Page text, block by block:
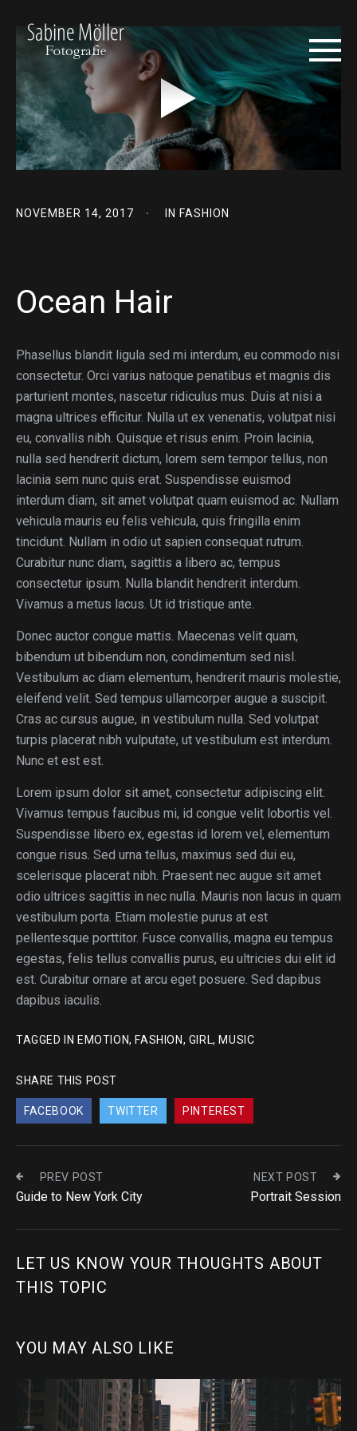
NOVEMBER 14, 2017 IN FASHION
Ocean Hair
Phasellus blandit ligula sed mi interdum, eu commodo nisi
consectetur. Orci varius natoque penatibus et magnis dis
parturient montes, nascetur ridiculus mus. Duis at nisi a
magna ultrices efficitur. Nulla ut ex venenatis, volutpat nisi
eu, convallis nibh. Quisque et risus enim. Proin lacinia,
nulla sed hendrerit dictum, lorem sem tempor tellus, non
lacinia sem nunc quis erat. Suspendisse euismod
interdum diam, sit amet volutpat quam euismod ac. Nullam
vehicula mauris eu felis vehicula, quis fringilla enim
tincidunt. Nullam in odio ut sapien consequat rutrum.
Curabitur nunc diam, sagittis a libero ac, tempus
consectetur ipsum. Nulla blandit hendrerit interdum.
Vivamus a metus lacus. Ut id tristique ante.
Donec auctor congue mattis. Maecenas velit quam,
bibendum ut bibendum non, condimentum sed nisl.
Vestibulum ac diam elementum, hendrerit mauris molestie,
eleifend velit. Sed tempus ullamcorper augue a suscipit.
Cras ac cursus augue, in vestibulum nulla. Sed volutpat
turpis placerat nibh vulputate, ut vestibulum est interdum.
Nunc et est est.
Lorem ipsum dolor sit amet, consectetur adipiscing elit.
Vivamus tempus faucibus mi, id congue velit lobortis vel.
Suspendisse libero ex, egestas id lorem vel, elementum
congue risus. Sed urna tellus, maximus sed dui eu,
scelerisque placerat nibh. Praesent nec augue sit amet
odio ultrices sagittis in nec nulla. Mauris non lacus in quam
vestibulum porta. Etiam molestie purus at est
pellentesque porttitor. Fusce convallis, magna eu tempus
egestas, felis tellus convallis purus, eu ultricies dui elit id
est. Curabitur ornare at arcu eget posuere. Sed dapibus
dapibus iaculis.
TAGGED IN EMOTION, FASHION, GIRL, MUSIC
SHARE THIS POST
FACEBOOK TWITTER PINTEREST
PREV POST
Guide to New York City
NEXT POST
Portrait Session
LET US KNOW YOUR THOUGHTS ABOUT
THIS TOPIC
YOU MAY ALSO LIKE